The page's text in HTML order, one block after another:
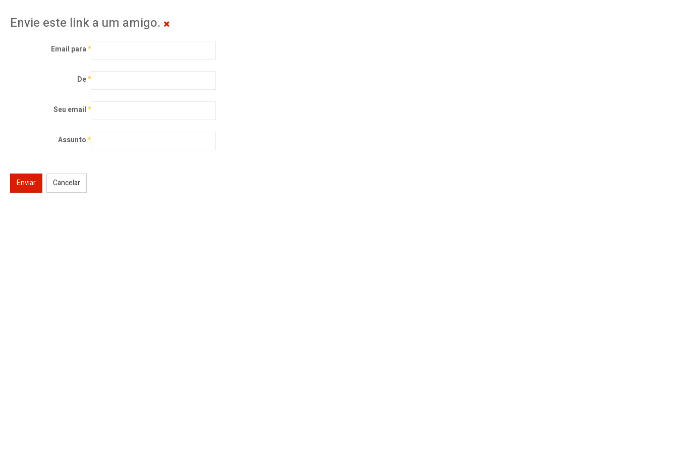
Envie este link a um amigo.
Email para*
De*
Seu email*
Assunto*
Enviar Cancelar